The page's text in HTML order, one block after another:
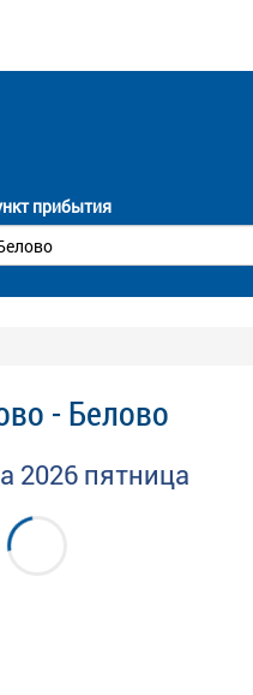
прибытия
- Белово
2026 пятница